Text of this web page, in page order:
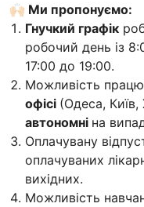
🙌🏻 Ми пропонуємо:
Гнучкий графік
робочий день із
17:00 до 19:00.
Можливість
офісі (Одеса, Київ,
автономні на
Оплачувану
оплачуваних
вихідних.
Можливість